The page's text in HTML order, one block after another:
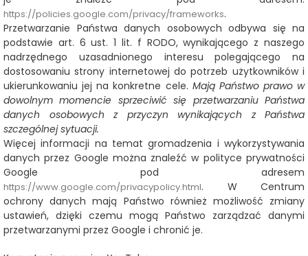
https://policies.google.com/privacy/frameworks.
Przetwarzanie Państwa danych osobowych odbywa się na
podstawie art. 6 ust. 1 lit. f RODO, wynikającego z naszego
nadrzędnego uzasadnionego interesu polegającego na
dostosowaniu strony internetowej do potrzeb użytkowników i
ukierunkowaniu jej na konkretne cele. Mają Państwo prawo w
dowolnym momencie sprzeciwić się przetwarzaniu Państwa
danych osobowych z przyczyn wynikających z Państwa
szczególnej sytuacji.
Więcej informacji na temat gromadzenia i wykorzystywania
danych przez Google można znaleźć w polityce prywatności
Google pod adresem
https://www.google.com/privacypolicy.html. W Centrum
ochrony danych mają Państwo również możliwość zmiany
ustawień, dzięki czemu mogą Państwo zarządzać danymi
przetwarzanymi przez Google i chronić je.